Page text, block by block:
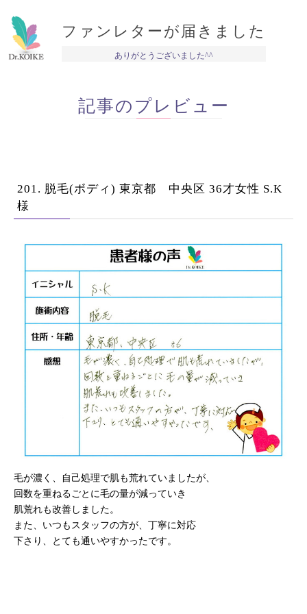
ファンレターが届きました
ありがとうございました^^
記事のプレビュー
201. 脱毛(ボディ) 東京都 中央区 36才女性 S.K
様
毛が濃く、自己処理で肌も荒れていましたが、
回数を重ねるごとに毛の量が減っていき
肌荒れも改善しました。
また、いつもスタッフの方が、丁寧に対応
下さり、とても通いやすかったです。